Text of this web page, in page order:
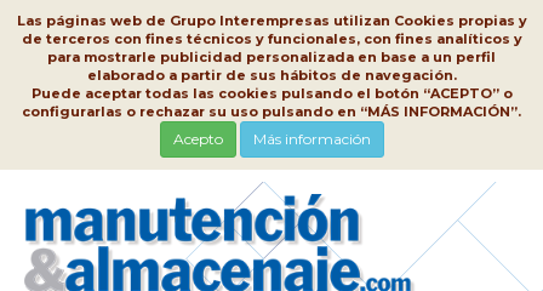
Las páginas web de Grupo Interempresas utilizan Cookies propias y
de terceros con fines técnicos y funcionales, con fines analíticos y
para mostrarle publicidad personalizada en base a un perfil
elaborado a partir de sus hábitos de navegación.
Puede aceptar todas las cookies pulsando el botón “ACEPTO” o
configurarlas o rechazar su uso pulsando en “MÁS INFORMACIÓN”.
Acepto Más información